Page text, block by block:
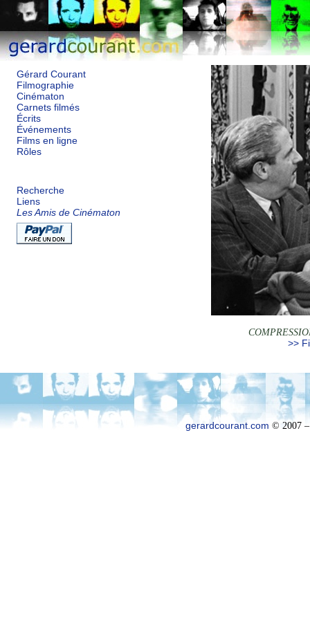
Gérard Courant
Filmographie
Cinématon
Carnets filmés
Écrits
Événements
Films en ligne
Rôles
Recherche
Liens
Les Amis de Cinématon
>>
gerardcourant.com © 2007